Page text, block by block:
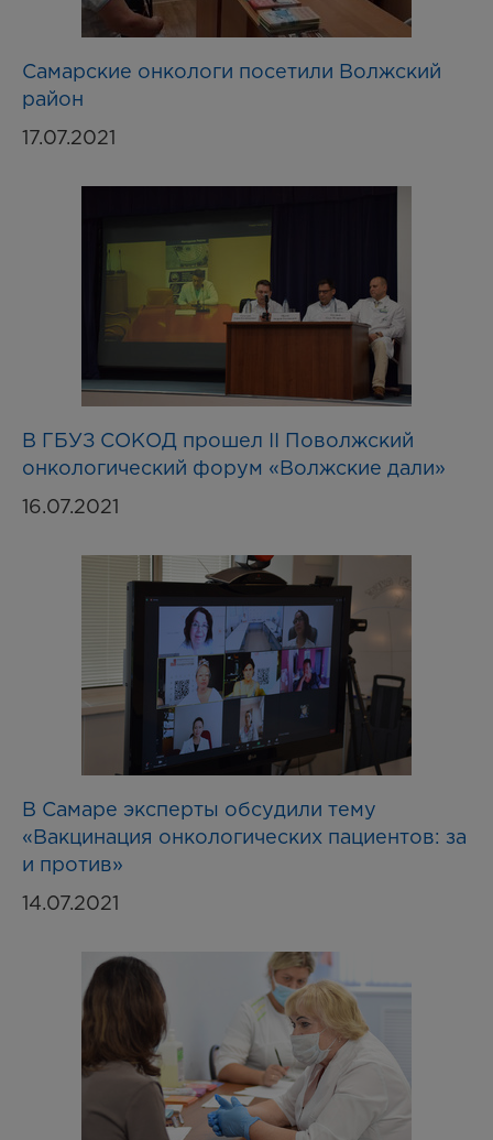
Самарские онкологи посетили Волжский
район
17.07.2021
В ГБУЗ СОКОД прошел II Поволжский
онкологический форум «Волжские дали»
16.07.2021
В Самаре эксперты обсудили тему
«Вакцинация онкологических пациентов: за
и против»
14.07.2021